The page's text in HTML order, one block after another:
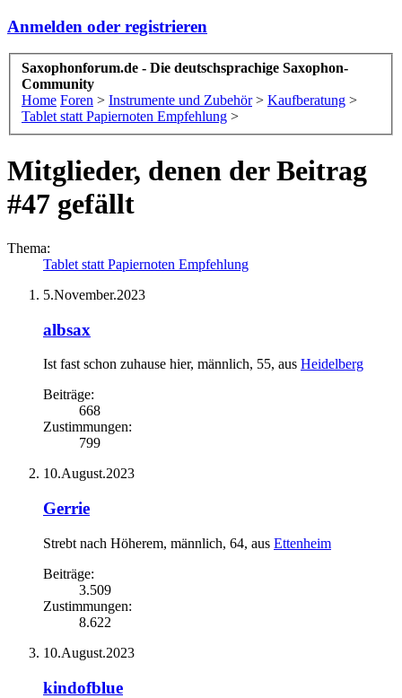
Anmelden oder registrieren
Saxophonforum.de - Die deutschsprachige Saxophon-
Community
Home Foren > Instrumente und Zubehör > Kaufberatung >
Tablet statt Papiernoten Empfehlung >
Mitglieder, denen der Beitrag
#47 gefällt
Thema:
Tablet statt Papiernoten Empfehlung
5.November.2023
albsax
Ist fast schon zuhause hier, männlich, 55, aus Heidelberg
Beiträge:
668
Zustimmungen:
799
10.August.2023
Gerrie
Strebt nach Höherem, männlich, 64, aus Ettenheim
Beiträge:
3.509
Zustimmungen:
8.622
10.August.2023
kindofblue